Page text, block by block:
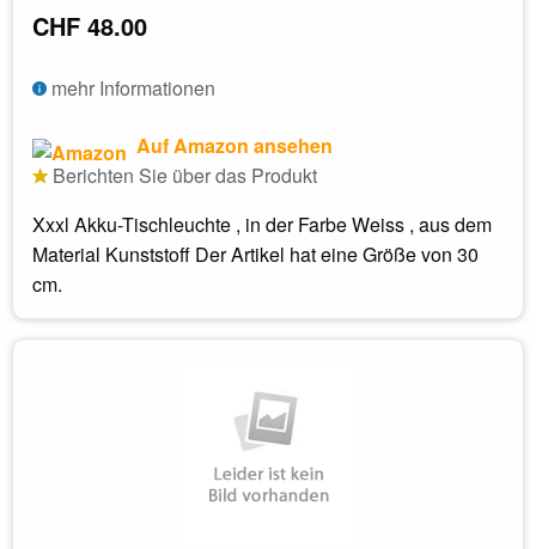
CHF 48.00
mehr Informationen
Auf Amazon ansehen
Berichten Sie über das Produkt
Xxxl Akku-Tischleuchte , in der Farbe Weiss , aus dem
Material Kunststoff Der Artikel hat eine Größe von 30
cm.